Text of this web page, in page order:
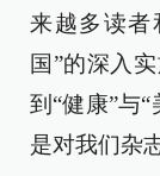
来越多读者
国”的深入
到“健康”与
是对我们杂